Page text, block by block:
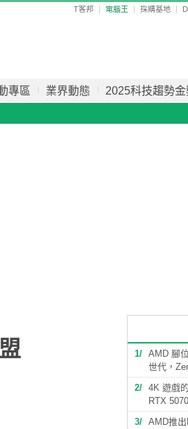
T客邦 電腦王 採購基地
專區 業界動態 2025科技趨勢金
1
AMD 腳
世代，
2
4K 遊戲
RTX
3
AMD推